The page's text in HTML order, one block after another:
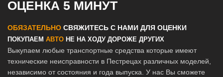
ОЦЕНКА 5 МИНУТ
ОБЯЗАТЕЛЬНО СВЯЖИТЕСЬ С НАМИ ДЛЯ ОЦЕНКИ
ПОКУПАЕМ АВТО НЕ НА ХОДУ ДОРОЖЕ ДРУГИХ
Выкупаем любые транспортные средства которые имеют
технические неисправности в Пестрецах различных моделей,
независимо от состояния и года выпуска. У нас Вы сможете